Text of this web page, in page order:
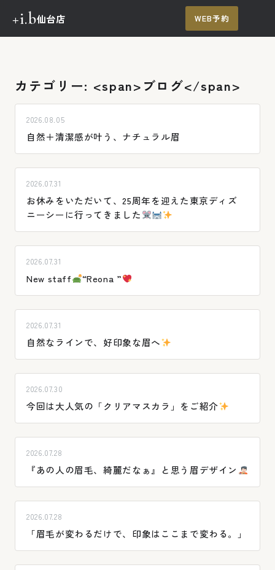
+i.b仙台店
TOP
施術の流れ
施術例
ご予約・お問い合わせ
WEB予約
カテゴリー: <span>ブログ</span>
2026.08.05
自然＋清潔感が叶う、ナチュラル眉
2026.07.31
お休みをいただいて、25周年を迎えた東京ディズ
ニーシーに行ってきました
2026.07.31
New staff “Reona ”
2026.07.31
自然なラインで、好印象な眉へ
2026.07.30
今回は大人気の「クリアマスカラ」をご紹介
2026.07.28
『あの人の眉毛、綺麗だなぁ』と思う眉デザイン
2026.07.28
「眉毛が変わるだけで、印象はここまで変わる。」